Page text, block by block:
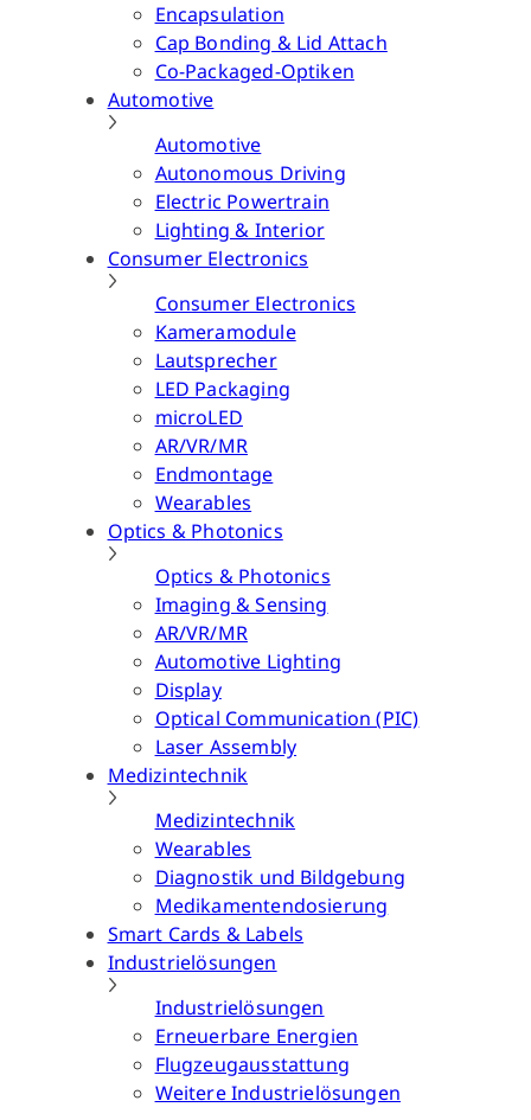
Encapsulation
Cap Bonding & Lid Attach
Co-Packaged-Optiken
Automotive
Automotive
Autonomous Driving
Electric Powertrain
Lighting & Interior
Consumer Electronics
Consumer Electronics
Kameramodule
Lautsprecher
LED Packaging
microLED
AR/VR/MR
Endmontage
Wearables
Optics & Photonics
Optics & Photonics
Imaging & Sensing
AR/VR/MR
Automotive Lighting
Display
Optical Communication (PIC)
Laser Assembly
Medizintechnik
Medizintechnik
Wearables
Diagnostik und Bildgebung
Medikamentendosierung
Smart Cards & Labels
Industrielösungen
Industrielösungen
Erneuerbare Energien
Flugzeugausstattung
Weitere Industrielösungen